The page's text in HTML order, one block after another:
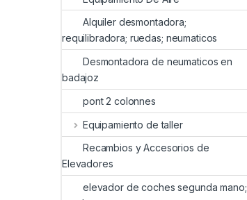
Alquiler desmontadora;
requilibradora; ruedas; neumaticos
Desmontadora de neumaticos en
badajoz
pont 2 colonnes
Equipamiento de taller
Recambios y Accesorios de
Elevadores
elevador de coches segunda mano;